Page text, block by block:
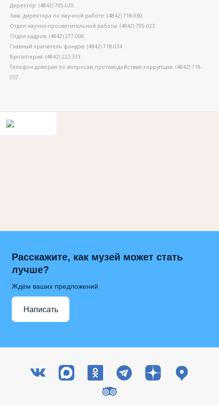
Директор: (4842) 705-020.
Зам. директора по научной работе: (4842) 718-030.
Отдел научно-просветительной работы: (4842) 705-023.
Отдел кадров: (4842) 277-008.
Главный хранитель фондов: (4842) 718-034.
Бухгалтерия: (4842) 222-333.
Телефон доверия по вопросам противодействия коррупции: (4842) 718-
037.
Расскажите, как музей может стать
лучше?
Ждём ваших предложений
Написать